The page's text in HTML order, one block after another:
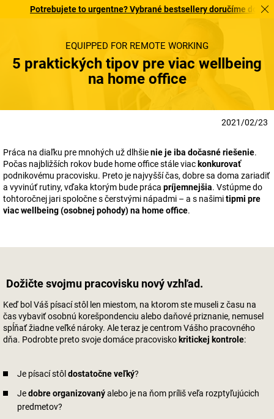
Potrebujete to urgentne? Vybrané bestsellery doručíme do 72
EQUIPPED FOR REMOTE WORKING
5 praktických tipov pre viac wellbeing
na home office
2021/02/23
Práca na diaľku pre mnohých už dlhšienie je iba dočasné riešenie.
Počas najbližších rokov bude home office stále viac konkurovať
podnikovému pracovisku. Preto je najvyšší čas, dobre sa doma zariadiť
a vyvinúť rutiny, vďaka ktorým bude práca príjemnejšia. Vstúpme do
tohtoročnej jari spoločne s čerstvými nápadmi – a s našimitipmi pre
viac wellbeing (osobnej pohody) na home office.
Dožičte svojmu pracovisku nový vzhľad.
Keď bol Váš písací stôl len miestom, na ktorom ste museli z času na
čas vybaviť osobnú korešpondenciu alebo daňové priznanie, nemusel
spĺňať žiadne veľké nároky. Ale teraz je centrom Vášho pracovného
dňa. Podrobte preto svoje domáce pracovisko kritickej kontrole:
Je písací stôl dostatočne veľký?
Jedobre organizovanýalebo je na ňom príliš veľa rozptyľujúcich
predmetov?